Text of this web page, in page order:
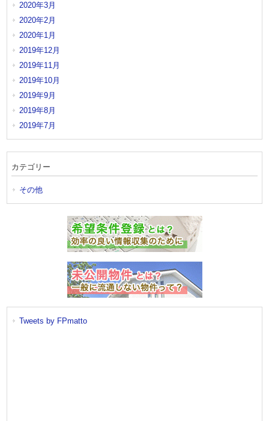
2020年3月
2020年2月
2020年1月
2019年12月
2019年11月
2019年10月
2019年9月
2019年8月
2019年7月
カテゴリー
その他
Tweets by FPmatto